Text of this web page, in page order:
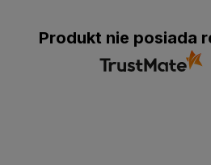
Produkt nie posiada